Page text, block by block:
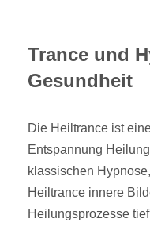
Trance und
Gesundheit
Die Heiltrance ist
Entspannung
klassischen
Heiltrance innere
Heilungsprozesse